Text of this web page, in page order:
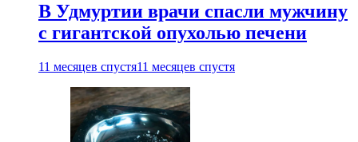
В Удмуртии врачи спасли мужчину
с гигантской опухолью печени
11 месяцев спустя11 месяцев спустя